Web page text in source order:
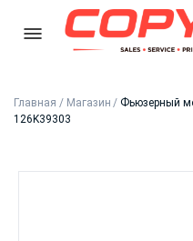
Главная / Магазин / Фьюзерный
126K39303